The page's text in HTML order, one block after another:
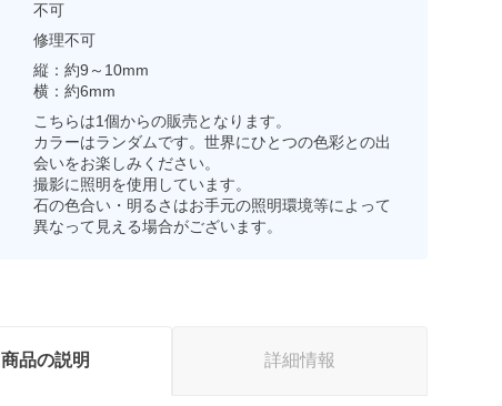
不可
修理不可
縦：約9～10mm
横：約6mm
こちらは1個からの販売となります。
カラーはランダムです。世界にひとつの色彩との出
会いをお楽しみください。
撮影に照明を使用しています。
石の色合い・明るさはお手元の照明環境等によって
異なって見える場合がございます。
商品の説明 詳細情報